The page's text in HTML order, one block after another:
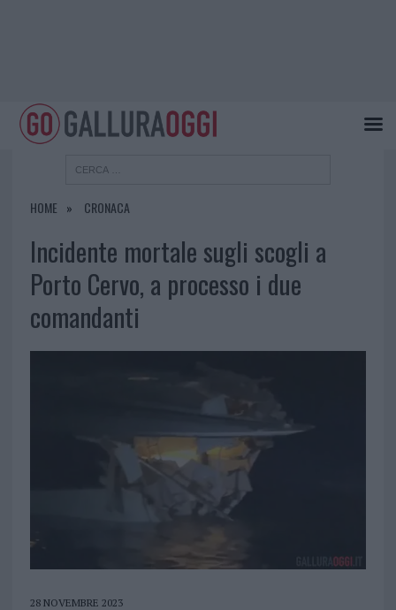
HOME CRONACA
Incidente mortale sugli scogli a
Porto Cervo, a processo i due
comandanti
28 NOVEMBRE 2023